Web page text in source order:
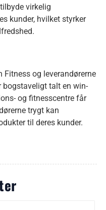
virkelig
kunder, hvilket styrker
Fitness og leverandørerne
bogstaveligt talt en win-
og fitnesscentre får
trygt kan
til deres kunder.